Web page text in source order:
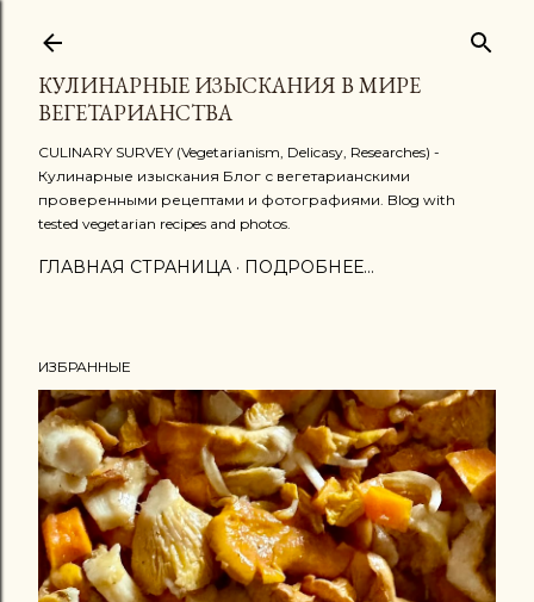
КУЛИНАРНЫЕ ИЗЫСКАНИЯ В МИРЕ
ВЕГЕТАРИАНСТВА
CULINARY SURVEY (Vegetarianism, Delicasy, Researches) -
Кулинарные изыскания Блог с вегетарианскими
проверенными рецептами и фотографиями. Blog with
tested vegetarian recipes and photos.
ГЛАВНАЯ СТРАНИЦА ПОДРОБНЕЕ…
ИЗБРАННЫЕ